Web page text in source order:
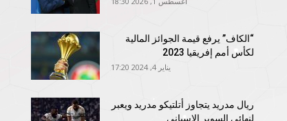
“الكاف” يرفع قيمة الجوائز المالية
لكأس أمم إفريقيا 2023
يناير 4, 2024 17:20
ريال مدريد يتجاوز أتلتيكو مدريد ويعبر
لنهائي السوبر الإسباني